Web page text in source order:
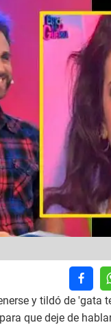
y tildó de 'gata
que deje de